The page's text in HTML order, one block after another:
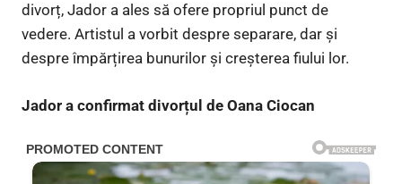
divorț, Jador a ales să ofere propriul punct de
vedere. Artistul a vorbit despre separare, dar și
despre împărțirea bunurilor și creșterea fiului lor.
Jador a confirmat divorțul de Oana Ciocan